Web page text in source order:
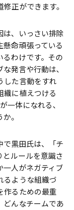
正ができます。
は、いっさい排除
懸命頑張っている
るわけです。その
発言や行動は、
した言動をすれ
織に植えつける
一体になれる、
。
で黒田氏は、「チ
とルールを意識さ
一人がネガティブ
るような組織づ
作るための最重
どんなチームであ